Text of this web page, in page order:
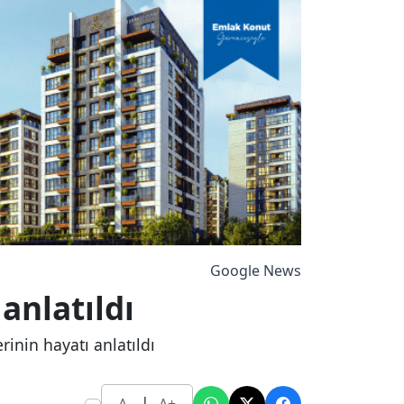
Google News
hayatı anlatıldı